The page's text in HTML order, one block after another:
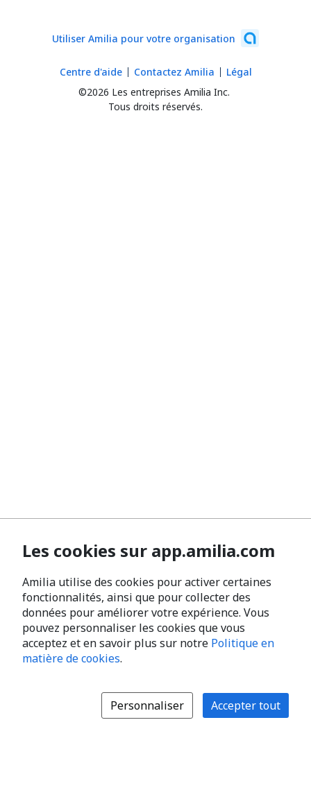
Utiliser Amilia pour votre organisation
©2026 Les entreprises Amilia Inc.
Tous droits réservés.
Centre d'aide Contactez Amilia Légal
Les cookies sur app.amilia.com
Amilia utilise des cookies pour activer certaines
fonctionnalités, ainsi que pour collecter des
données pour améliorer votre expérience. Vous
pouvez personnaliser les cookies que vous
acceptez et en savoir plus sur notre Politique en
matière de cookies.
Personnaliser Accepter tout